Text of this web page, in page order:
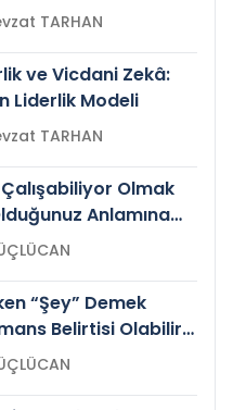
Prof.Dr. Nevzat TARHAN
ve Vicdani Zekâ:
Liderlik Modeli
Prof.Dr. Nevzat TARHAN
Olmak
Anlamına
GÜÇLÜCAN
“Şey” Demek
Belirtisi Olabilir
GÜÇLÜCAN